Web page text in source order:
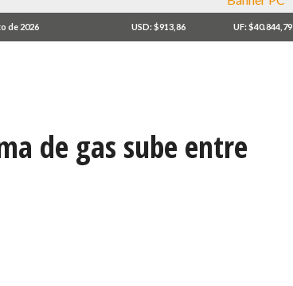
de 2026 USD: $913,86 UF: $40.844,79
de gas sube entre